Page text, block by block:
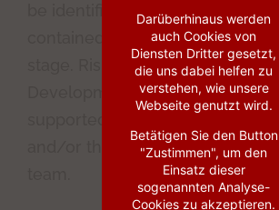
be identified and
contained at an early
stage. Risks decrease.
Development teams are
and/or the security
Darüberhinaus werden
auch Cookies von
Diensten Dritter gesetzt,
die uns dabei helfen zu
verstehen, wie unsere
Webseite genutzt wird.
Betätigen Sie den Button
"Zustimmen", um den
Einsatz dieser
sogenannten Analyse-
Cookies zu akzeptieren.